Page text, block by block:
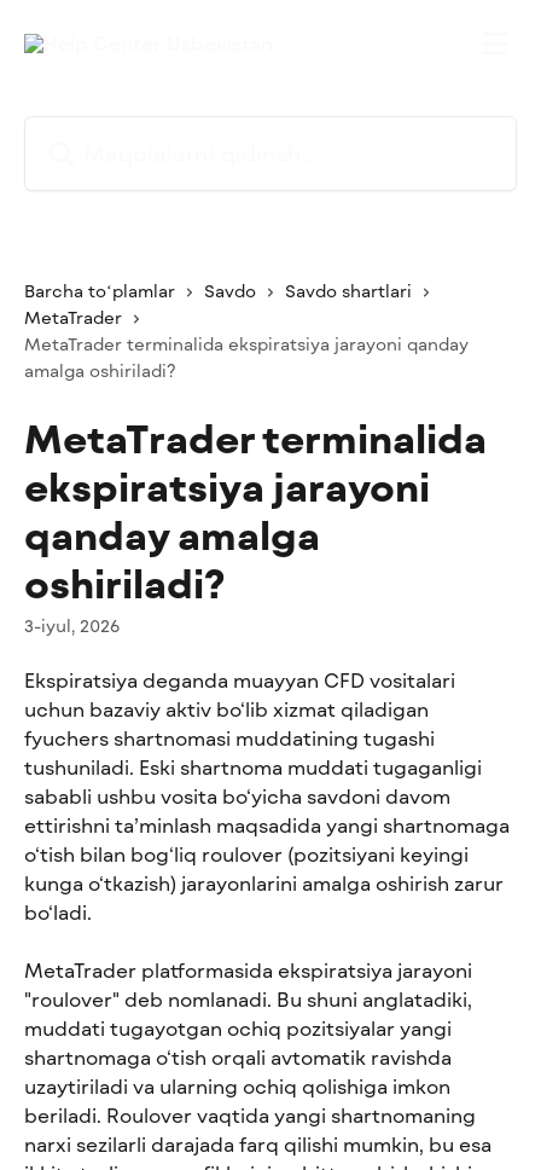
Barcha toʻplamlar Savdo
Savdo shartlari
MetaTrader
MetaTrader terminalida ekspiratsiya jarayoni qanday
amalga oshiriladi?
MetaTrader terminalida
ekspiratsiya jarayoni
qanday amalga
oshiriladi?
3-iyul, 2026
Ekspiratsiya deganda muayyan CFD vositalari
uchun bazaviy aktiv bo‘lib xizmat qiladigan
fyuchers shartnomasi muddatining tugashi
tushuniladi. Eski shartnoma muddati tugaganligi
sababli ushbu vosita bo‘yicha savdoni davom
ettirishni ta’minlash maqsadida yangi shartnomaga
o‘tish bilan bog‘liq roulover (pozitsiyani keyingi
kunga o‘tkazish) jarayonlarini amalga oshirish zarur
bo‘ladi.
MetaTrader platformasida ekspiratsiya jarayoni
"roulover" deb nomlanadi. Bu shuni anglatadiki,
muddati tugayotgan ochiq pozitsiyalar yangi
shartnomaga o‘tish orqali avtomatik ravishda
uzaytiriladi va ularning ochiq qolishiga imkon
beriladi. Roulover vaqtida yangi shartnomaning
narxi sezilarli darajada farq qilishi mumkin, bu esa